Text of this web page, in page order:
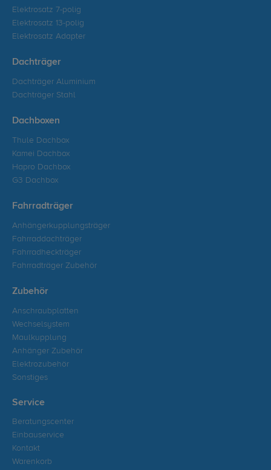
Elektrosatz 7-polig
Elektrosatz 13-polig
Elektrosatz Adapter
Dachträger
Dachträger Aluminium
Dachträger Stahl
Dachboxen
Thule Dachbox
Kamei Dachbox
Hapro Dachbox
G3 Dachbox
Fahrradträger
Anhängerkupplungsträger
Fahrraddachträger
Fahrradheckträger
Fahrradträger Zubehör
Zubehör
Anschraubplatten
Wechselsystem
Maulkupplung
Anhänger Zubehör
Elektrozubehör
Sonstiges
Service
Beratungscenter
Einbauservice
Kontakt
Warenkorb